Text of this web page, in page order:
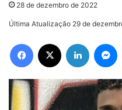
28 de dezembro de 2022
Última Atualização 29 de
Facebook Linkedin